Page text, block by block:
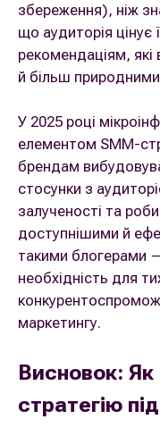
збереження), ніж
що аудиторія цінує
рекомендаціям,
й більш
У 2025 році
елементом SMM-
брендам
стосунки з
залученості та
доступнішими й
такими блогерами
необхідність для
маркетингу.
Висновок:
стратегію